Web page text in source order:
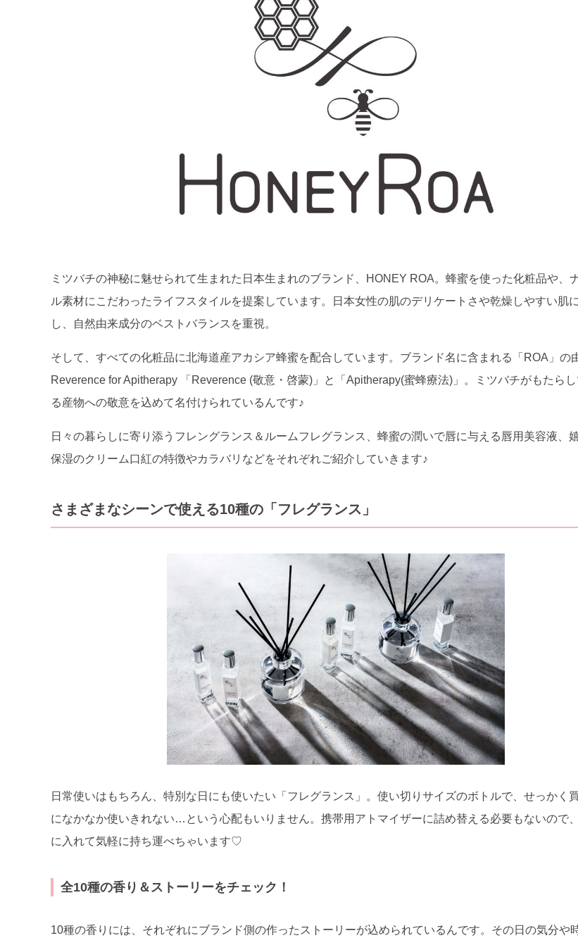
ミツバチの神秘に魅せられて生まれた日本生まれのブランド、HONEY ROA。蜂蜜を使った化粧品や、
ル素材にこだわったライフスタイルを提案しています。日本女性の肌のデリケートさや乾燥しやすい肌
し、自然由来成分のベストバランスを重視。
そして、すべての化粧品に北海道産アカシア蜂蜜を配合しています。ブランド名に含まれる「ROA」の
Reverence for Apitherapy 「Reverence (敬意・啓蒙)」と「Apitherapy(蜜蜂療法)」。ミツバチがもたら
る産物への敬意を込めて名付けられているんです♪
日々の暮らしに寄り添うフレングランス＆ルームフレグランス、蜂蜜の潤いで唇に与える唇用美容液、
保湿のクリーム口紅の特徴やカラバリなどをそれぞれご紹介していきます♪
さまざまなシーンで使える10種の「フレグランス」
日常使いはもちろん、特別な日にも使いたい「フレグランス」。使い切りサイズのボトルで、せっかく
になかなか使いきれない…という心配もいりません。携帯用アトマイザーに詰め替える必要もないので
に入れて気軽に持ち運べちゃいます♡
全10種の香り＆ストーリーをチェック！
10種の香りには、それぞれにブランド側の作ったストーリーが込められているんです。その日の気分や